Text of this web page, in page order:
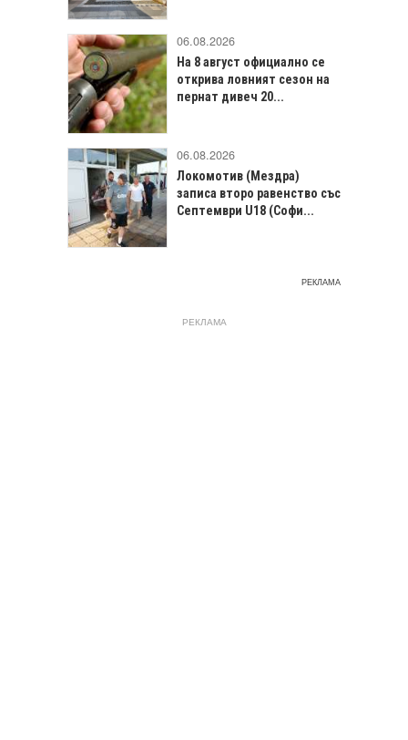
06.08.2026
На 8 август официално се
открива ловният сезон на
пернат дивеч 20...
06.08.2026
Локомотив (Мездра)
записа второ равенство със
Септември U18 (Софи...
РЕКЛАМА
РЕКЛАМА